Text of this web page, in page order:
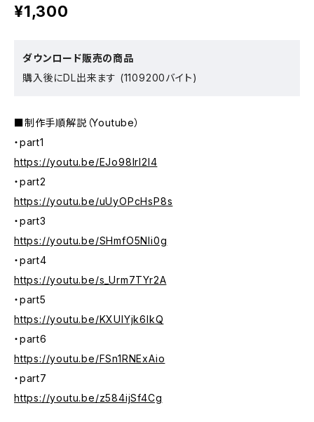
¥1,300
ダウンロード販売の商品
購入後にDL出来ます (1109200バイト)
■制作手順解説（Youtube）
・part1
https://youtu.be/EJo98Irl2I4
・part2
https://youtu.be/uUyOPcHsP8s
・part3
https://youtu.be/SHmfO5Nli0g
・part4
https://youtu.be/s_Urm7TYr2A
・part5
https://youtu.be/KXUlYjk6lkQ
・part6
https://youtu.be/FSn1RNExAio
・part7
https://youtu.be/z584ijSf4Cg